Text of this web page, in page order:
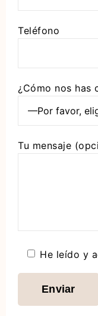
Teléfono
¿Cómo nos has
Tu mensaje
He leído y